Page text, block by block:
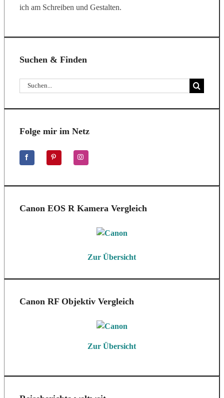
ich am Schreiben und Gestalten.
Suchen & Finden
Suche
nach:
Folge mir im Netz
Canon EOS R Kamera Vergleich
Zur Übersicht
Canon RF Objektiv Vergleich
Zur Übersicht